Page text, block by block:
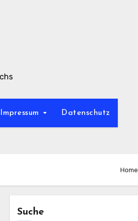
Impressum Datenschutz
Home
Suche